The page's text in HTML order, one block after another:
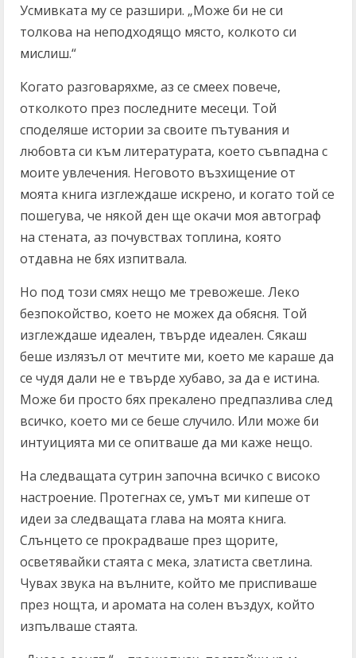
Усмивката му се разшири. „Може би не си
толкова на неподходящо място, колкото си
мислиш.“
Когато разговаряхме, аз се смеех повече,
отколкото през последните месеци. Той
споделяше истории за своите пътувания и
любовта си към литературата, което съвпадна с
моите увлечения. Неговото възхищение от
моята книга изглеждаше искрено, и когато той се
пошегува, че някой ден ще окачи моя автограф
на стената, аз почувствах топлина, която
отдавна не бях изпитвала.
Но под този смях нещо ме тревожеше. Леко
безпокойство, което не можех да обясня. Той
изглеждаше идеален, твърде идеален. Сякаш
беше излязъл от мечтите ми, което ме караше да
се чудя дали не е твърде хубаво, за да е истина.
Може би просто бях прекалено предпазлива след
всичко, което ми се беше случило. Или може би
интуицията ми се опитваше да ми каже нещо.
На следващата сутрин започна всичко с високо
настроение. Протегнах се, умът ми кипеше от
идеи за следващата глава на моята книга.
Слънцето се прокрадваше през щорите,
осветявайки стаята с мека, златиста светлина.
Чувах звука на вълните, който ме приспиваше
през нощта, и аромата на солен въздух, който
изпълваше стаята.